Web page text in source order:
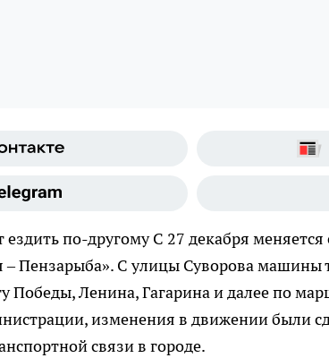
ездить по-другомуС 27 декабря
– Пензарыба». С улицы Суворова машины
Победы, Ленина, Гагарина и далее по
изменения в движении были
связи в городе.